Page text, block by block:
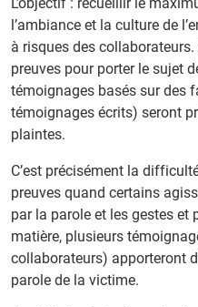
l’ambiance et la culture de
à risques des
preuves pour porter le sujet
témoignages basés sur des
témoignages écrits) seront
plaintes.
C’est précisément la
preuves quand certains
par la parole et les gestes et
matière, plusieurs
collaborateurs) apporteront
parole de la victime.